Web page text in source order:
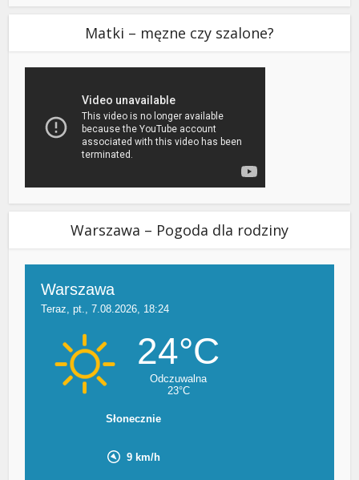
Matki – męzne czy szalone?
Warszawa – Pogoda dla rodziny